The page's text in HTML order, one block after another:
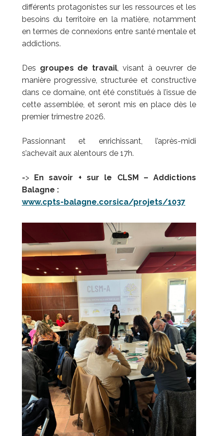
différents protagonistes sur les ressources et les
besoins du territoire en la matière, notamment
en termes de connexions entre santé mentale et
addictions.
Des groupes de travail , visant à oeuvrer de
manière progressive, structurée et constructive
dans ce domaine, ont été constitués à l’issue de
cette assemblée, et seront mis en place dès le
premier trimestre 2026.
Passionnant et enrichissant, l’après-midi
s’achevait aux alentours de 17h.
=> En savoir + sur le CLSM – Addictions
Balagne :
www.cpts-balagne.corsica/projets/1037